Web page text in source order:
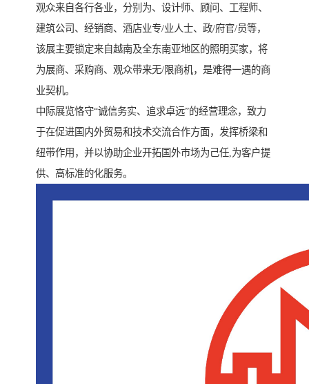
观众来自各行各业，分别为、设计师、顾问、工程师、
建筑公司、经销商、酒店业专/业人士、政/府官/员等，
该展主要锁定来自越南及全东南亚地区的照明买家，将
为展商、采购商、观众带来无/限商机，是难得一遇的商
业契机。
中际展览恪守“诚信务实、追求卓远”的经营理念，致力
于在促进国内外贸易和技术交流合作方面，发挥桥梁和
纽带作用，并以协助企业开拓国外市场为己任,为客户提
供、高标准的化服务。